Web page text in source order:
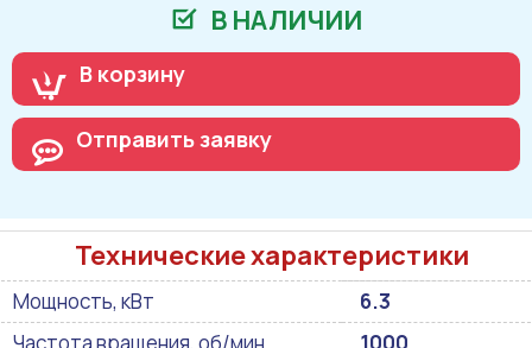
В НАЛИЧИИ
В корзину
Отправить заявку
Технические характеристики
Мощность, кВт
6.3
Частота вращения, об/мин
1000